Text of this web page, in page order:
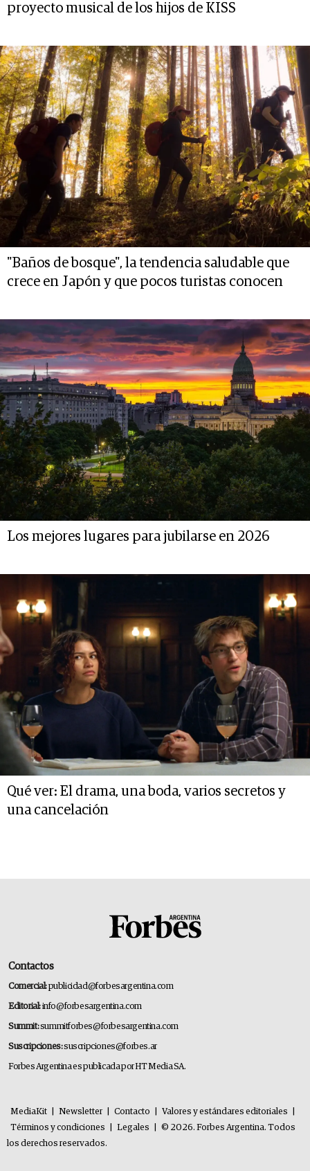
proyecto musical de los hijos de KISS
"Baños de bosque", la tendencia saludable que
crece en Japón y que pocos turistas conocen
Los mejores lugares para jubilarse en 2026
Qué ver: El drama, una boda, varios secretos y
una cancelación
Contactos
Comercial:publicidad@forbesargentina.com
Editorial:info@forbesargentina.com
Summit:summitforbes@forbesargentina.com
Suscripciones:suscripciones@forbes.ar
Forbes Argentina es publicada por HT Media SA.
MediaKit Newsletter Contacto Valores y estándares editoriales
Términos y condiciones
Legales
© 2026. Forbes Argentina. Todos
los derechos reservados.